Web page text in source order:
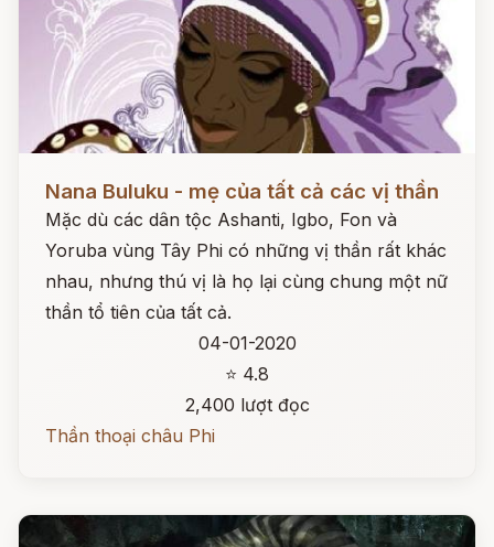
Nana Buluku - mẹ của tất cả các vị thần
Mặc dù các dân tộc Ashanti, Igbo, Fon và
Yoruba vùng Tây Phi có những vị thần rất khác
nhau, nhưng thú vị là họ lại cùng chung một nữ
thần tổ tiên của tất cả.
04-01-2020
⭐ 4.8
2,400 lượt đọc
Thần thoại châu Phi